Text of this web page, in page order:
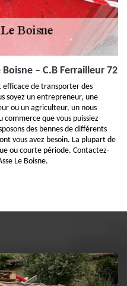
– C.B Ferrailleur 72
efficace de transporter des
soyez un entrepreneur, une
ou un agriculteur, un nous
commerce que vous puissiez
des bennes de différents
vous avez besoin. La plupart de
ou courte période. Contactez-
Le Boisne.